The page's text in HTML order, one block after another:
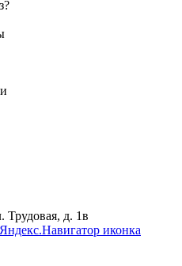
Трудовая, д. 1в